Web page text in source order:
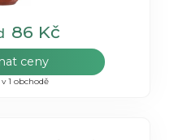
86 Kč
ceny
1 obchodě